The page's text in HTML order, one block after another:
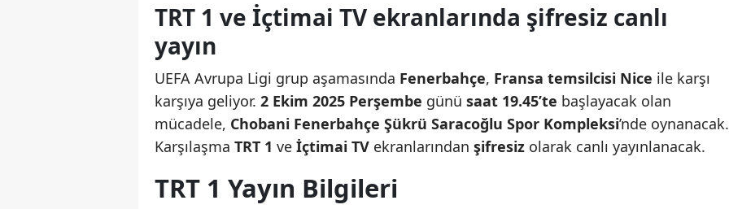
TRT 1 ve İçtimai TV ekranlarında şifresiz canlı
yayın
UEFA Avrupa Ligi grup aşamasında Fenerbahçe, Fransa temsilcisi Nice ile karşı
karşıya geliyor. 2 Ekim 2025 Perşembe günü saat 19.45’te başlayacak olan
mücadele, Chobani Fenerbahçe Şükrü Saracoğlu Spor Kompleksi’nde oynanacak.
Karşılaşma TRT 1 ve İçtimai TV ekranlarından şifresiz olarak canlı yayınlanacak.
TRT 1 Yayın Bilgileri